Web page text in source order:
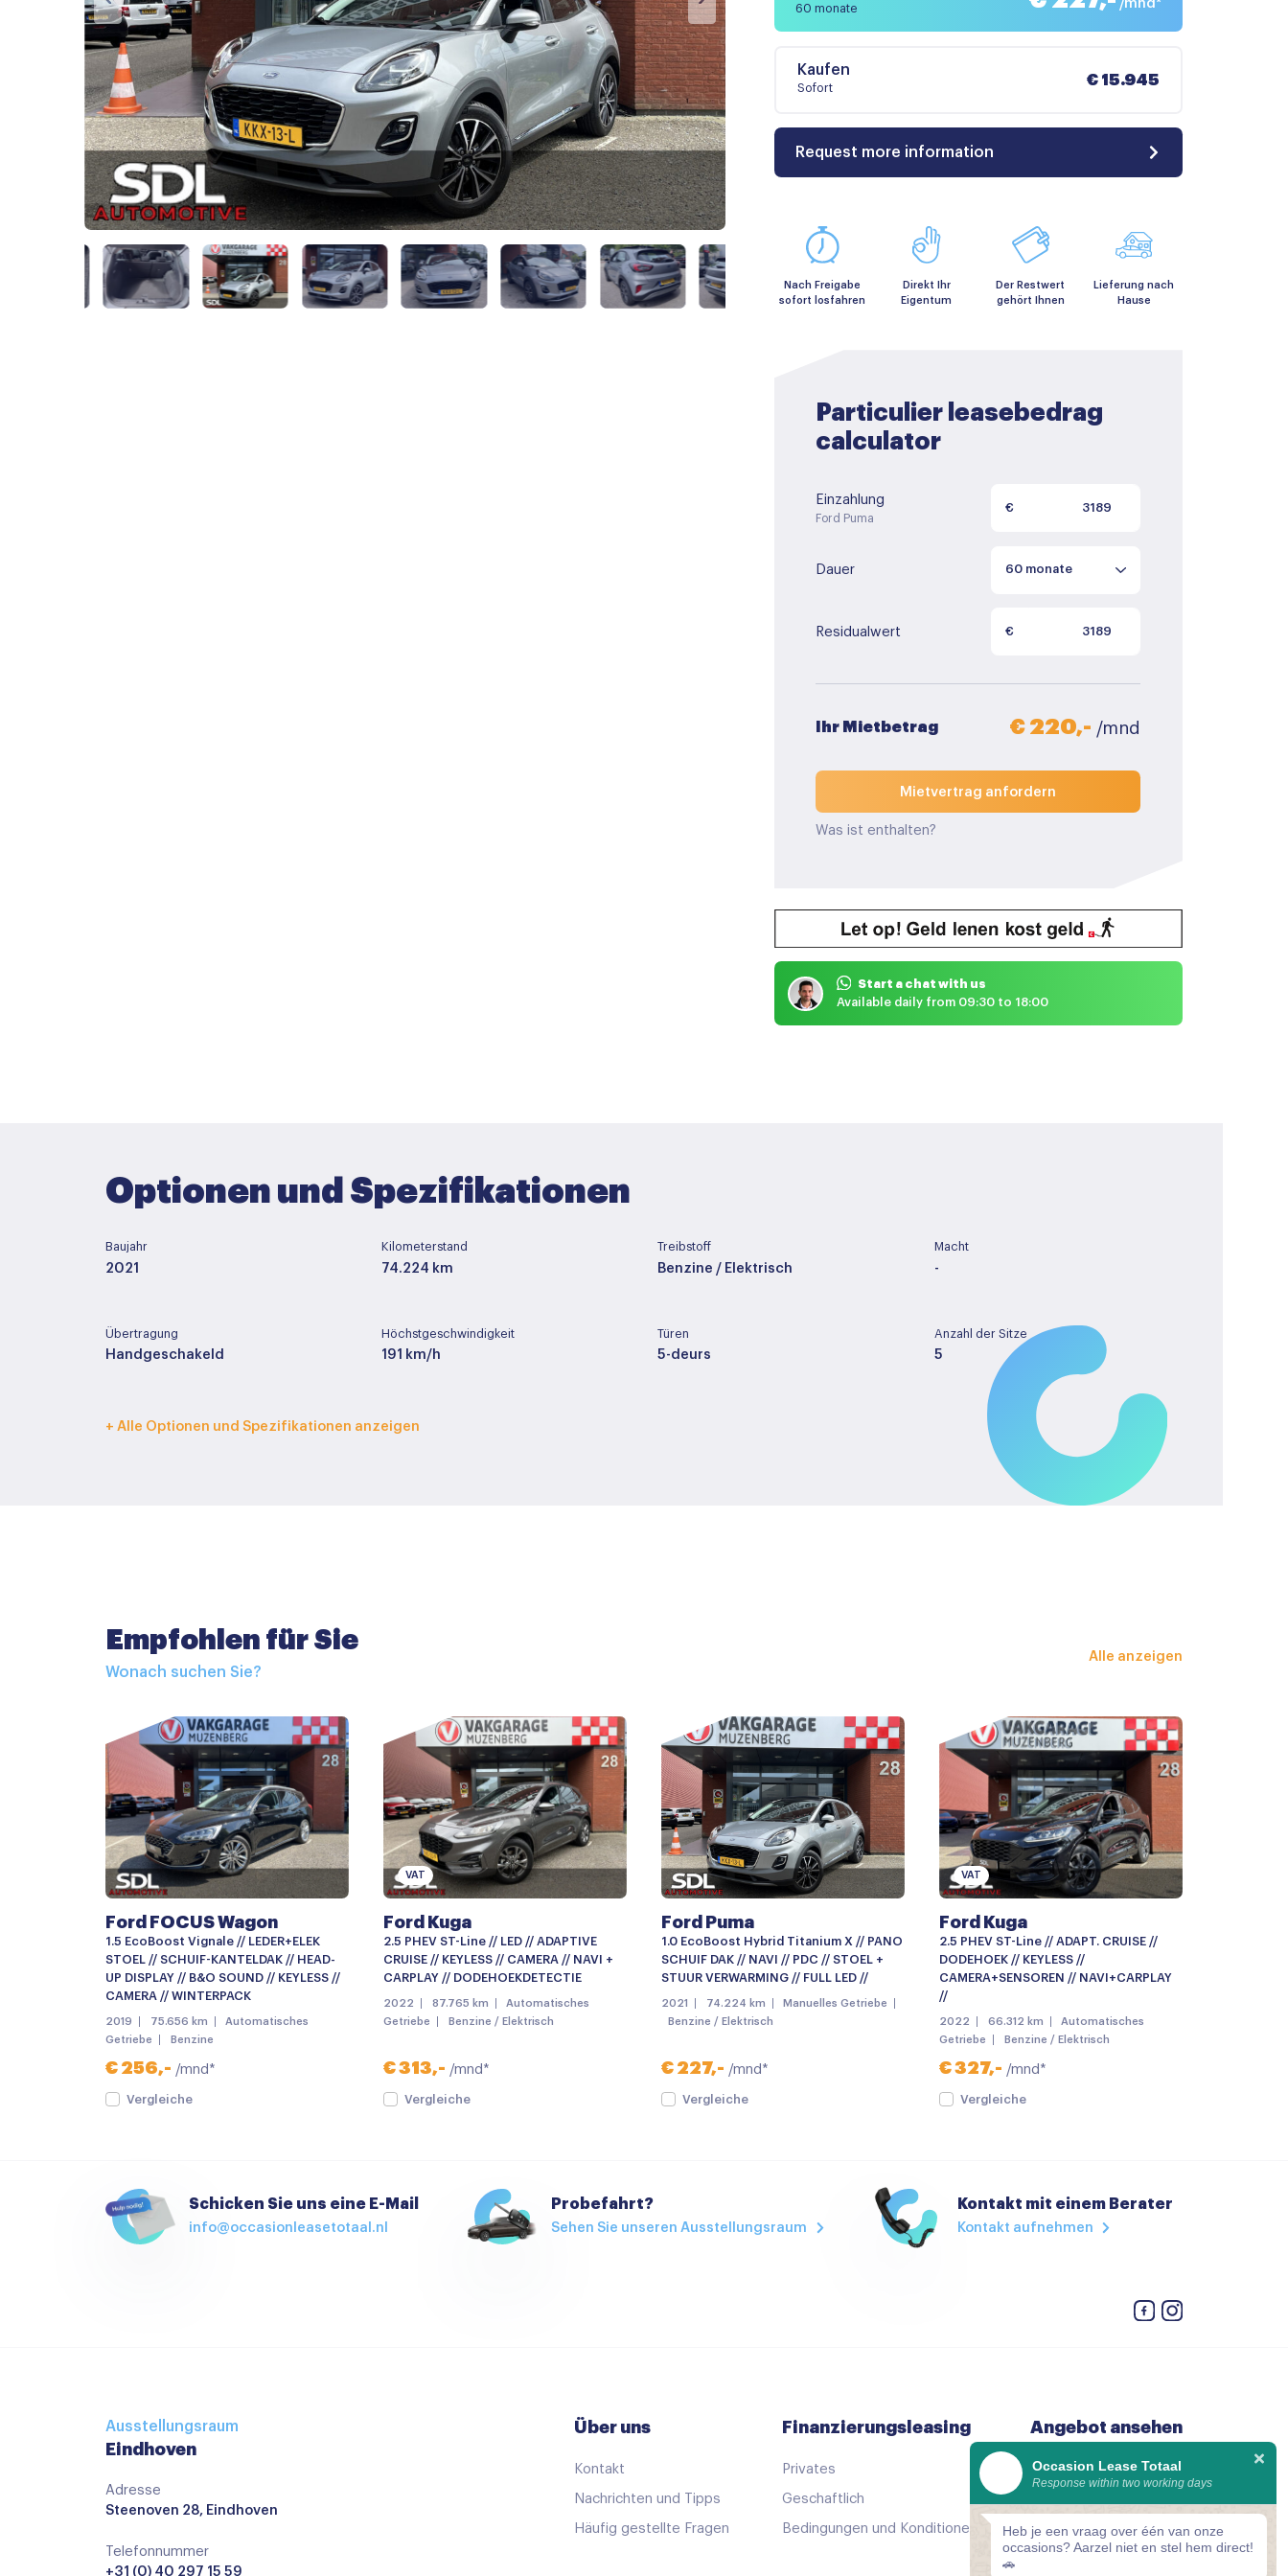
60 monate /mnd*
Kaufen
Sofort
€ 15.945
Request more information
Nach Freigabe
sofort losfahren
Direkt Ihr
Eigentum
Der Restwert
gehört Ihnen
Lieferung nach
Hause
Particulier leasebedrag
calculator
Einzahlung
Ford Puma
€
Dauer
Residualwert €
Ihr Mietbetrag € 220,- /mnd
Mietvertrag anfordern
Was ist enthalten?
Start a chat with us
Available daily from 09:30 to 18:00
Optionen und Spezifikationen
Baujahr
2021
Kilometerstand
74.224 km
Treibstoff
Benzine / Elektrisch
Macht
-
Übertragung
Handgeschakeld
Höchstgeschwindigkeit
191 km/h
Türen
5-deurs
Anzahl der Sitze
5
Innenfarbe Polstermöbel Tankinhalt
Afdekhoes
Buitenspiegels in carrosseriekleur Buitenspiegels met verlichting
Buitenspiegels verwarmbaar Bumpers in carrosseriekleur
Centrale deurvergrendeling Centrale deurvergrendeling met afstandsbediening
Dimlichten automatisch Elektrisch glazen panorama-dak
Elektronische remkrachtverdeling Getint glas
Grootlichtassistent Keyless entry
LED achterlichten LED dagrijverlichting
LED koplampen Lichtmetalen velgen
Lichtmetalen velgen
Metaalkleur Mistlampen voor
mistlampen voor adaptief Parkeersensor achter
Parkeersensoren parkeersensoren achter
APPLE CARPLAY Apple Carplay / Android auto voorbereiding
APPLE CARPLAY NAVIGATIE Audio installatie
Navigatie voorbereiding Spraakbediening
12Volt aansluiting
Achterbank in delen neerklapbaar Airco
Armsteun achter
Armsteun voor
+ Alle Optionen und Spezifikationen anzeigen
Empfohlen für Sie
Wonach suchen Sie?
Alle anzeigen
Ford FOCUS Wagon
1.5 EcoBoost Vignale // LEDER+ELEK
STOEL // SCHUIF-KANTELDAK // HEAD-
UP DISPLAY // B&O SOUND // KEYLESS //
CAMERA // WINTERPACK
2019 75.656 km
Automatisches
Getriebe
Benzine
€ 256,- /mnd*
Vergleiche
VAT
Ford Kuga
2.5 PHEV ST-Line // LED // ADAPTIVE
CRUISE // KEYLESS // CAMERA // NAVI +
CARPLAY // DODEHOEKDETECTIE
2022 87.765 km
Automatisches
Getriebe
Benzine / Elektrisch
€ 313,- /mnd*
Vergleiche
Ford Puma
1.0 EcoBoost Hybrid Titanium X // PANO
SCHUIF DAK // NAVI // PDC // STOEL +
STUUR VERWARMING // FULL LED //
2021 74.224 km
Manuelles Getriebe
Benzine / Elektrisch
€ 227,- /mnd*
Vergleiche
VAT
Ford Kuga
2.5 PHEV ST-Line // ADAPT. CRUISE //
DODEHOEK // KEYLESS //
CAMERA+SENSOREN // NAVI+CARPLAY
//
2022 66.312 km
Automatisches
Getriebe
Benzine / Elektrisch
€ 327,- /mnd*
Vergleiche
Schicken Sie uns eine E-Mail
info@occasionleasetotaal.nl
Probefahrt?
Sehen Sie unseren Ausstellungsraum
Kontakt mit einem Berater
Kontakt aufnehmen
Ausstellungsraum
Eindhoven
Adresse
Steenoven 28, Eindhoven
Telefonnummer
+31 (0) 40 297 15 59
Über uns
Kontakt
Nachrichten und Tipps
Häufig gestellte Fragen
Finanzierungsleasing
Privates
Geschaftlich
Bedingungen und Konditionen
Angebot ansehen
Alle gebrauchtwagen
Komparator
Occasion Lease Totaal
Response within two working days
Heb je een vraag over één van onze
occasions? Aarzel niet en stel hem direct!
🚗